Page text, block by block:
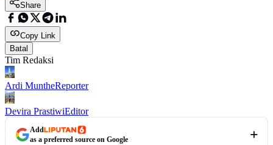
Share
Copy Link
Batal
Tim Redaksi
Ardi MuntheReporter
Devira PrastiwiEditor
Add
as a preferred source on Google